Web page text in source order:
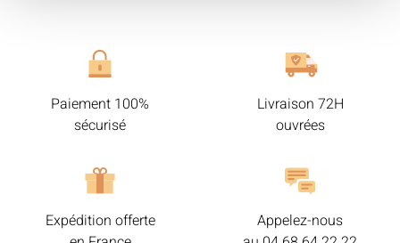
Paiement 100%
sécurisé
Livraison 72H
ouvrées
Expédition offerte
Appelez-nous